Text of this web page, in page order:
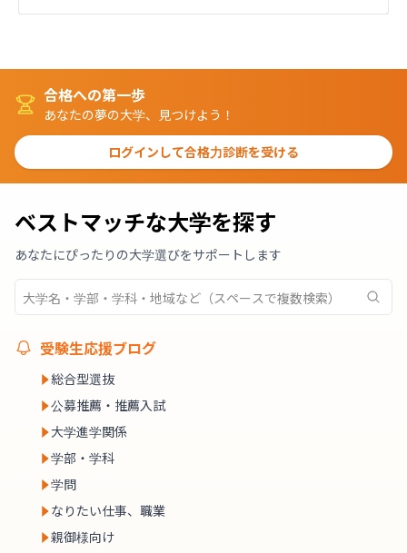
合格への第一歩
あなたの夢の大学、見つけよう！
ログインして合格力診断を受ける
ベストマッチな大学を探す
あなたにぴったりの大学選びをサポートします
受験生応援ブログ
総合型選抜
公募推薦・推薦入試
大学進学関係
学部・学科
学問
なりたい仕事、職業
親御様向け